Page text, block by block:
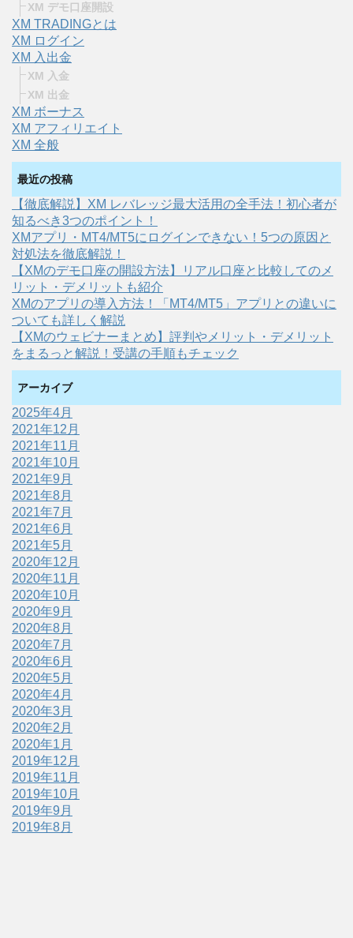
XM デモ口座開設
XM TRADINGとは
XM ログイン
XM 入出金
XM 入金
XM 出金
XM ボーナス
XM アフィリエイト
XM 全般
最近の投稿
【徹底解説】XM レバレッジ最大活用の全手法！初心者が
知るべき3つのポイント！
XMアプリ・MT4/MT5にログインできない！5つの原因と
対処法を徹底解説！
【XMのデモ口座の開設方法】リアル口座と比較してのメ
リット・デメリットも紹介
XMのアプリの導入方法！「MT4/MT5」アプリとの違いに
ついても詳しく解説
【XMのウェビナーまとめ】評判やメリット・デメリット
をまるっと解説！受講の手順もチェック
アーカイブ
2025年4月
2021年12月
2021年11月
2021年10月
2021年9月
2021年8月
2021年7月
2021年6月
2021年5月
2020年12月
2020年11月
2020年10月
2020年9月
2020年8月
2020年7月
2020年6月
2020年5月
2020年4月
2020年3月
2020年2月
2020年1月
2019年12月
2019年11月
2019年10月
2019年9月
2019年8月